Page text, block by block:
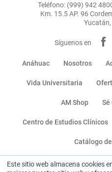
Este sitio web almacena cookies
Teléfono: (999) 942
Km. 15.5 AP. 96
Yucatán,
Síguenos en
Anáhuac Nosotros
Vida Universitaria
AM Shop Sé
Centro de Estudios Clínicos
Catálogo
Miembro de: